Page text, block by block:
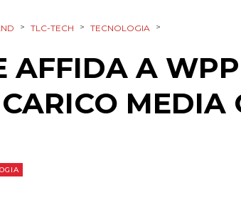
> TLC-TECH > TECNOLOGIA >
AFFIDA A
MEDIA